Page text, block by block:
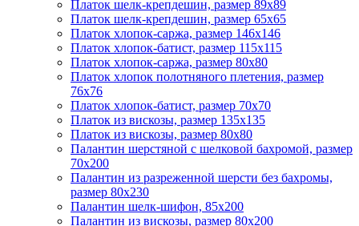
Платок шелк-крепдешин, размер 89x89
Платок шелк-крепдешин, размер 65x65
Платок хлопок-саржа, размер 146х146
Платок хлопок-батист, размер 115х115
Платок хлопок-саржа, размер 80х80
Платок хлопок полотняного плетения, размер
76х76
Платок хлопок-батист, размер 70х70
Платок из вискозы, размер 135х135
Платок из вискозы, размер 80х80
Палантин шерстяной с шелковой бахромой, размер
70x200
Палантин из разреженной шерсти без бахромы,
размер 80х230
Палантин шелк-шифон, 85х200
Палантин из вискозы, размер 80х200